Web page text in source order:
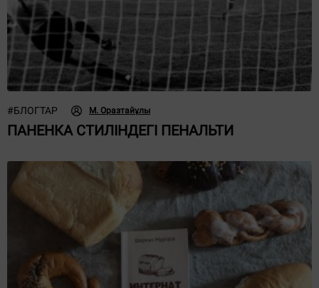
#БЛОГТАР М. Оразтайұлы
ПАНЕНКА СТИЛІНДЕГІ ПЕНАЛЬТИ